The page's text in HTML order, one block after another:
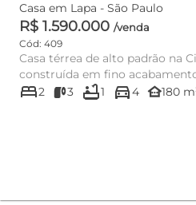
Casa em Lapa - São Paulo
R$ 1.590.000 /venda
Cód: 409
Casa térrea de alto padrão na
construída em fino
tranquila.Localização est...
bed2 3 bathtub1 directions_car4 other_houses180